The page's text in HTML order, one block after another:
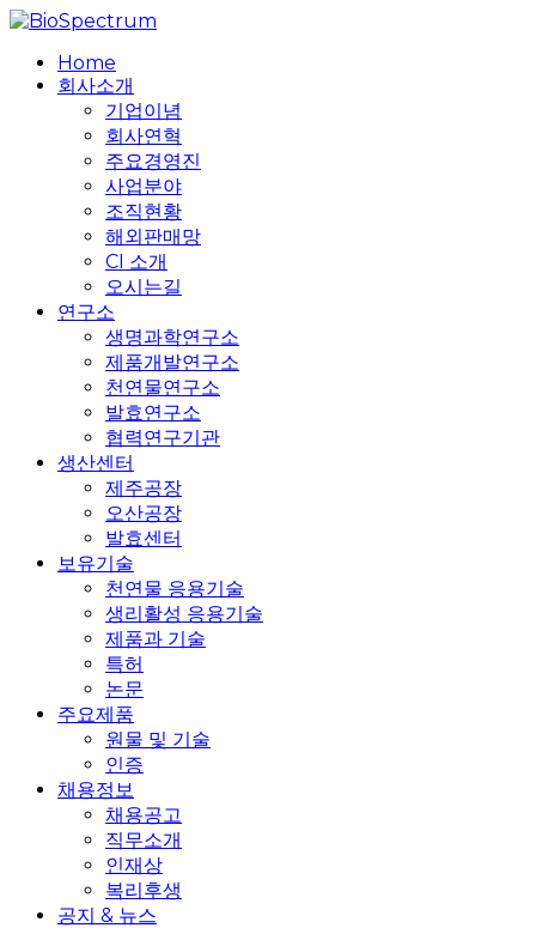
Skip
main
content
search
MenuHome
회사소개
기업이념
회사연혁
주요경영진
사업분야
조직현황
해외판매망
CI 소개
오시는길
연구소
생명과학연구소
제품개발연구소
천연물연구소
발효연구소
협력연구기관
생산센터
제주공장
오산공장
발효센터
보유기술
천연물 응용기술
생리활성 응용기술
제품과 기술
특허
논문
주요제품
원물 및 기술
인증
채용정보
채용공고
직무소개
인재상
복리후생
공지 & 뉴스